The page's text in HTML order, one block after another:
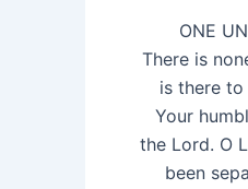
ONE
There is
is there to
Your
the Lord. O
been